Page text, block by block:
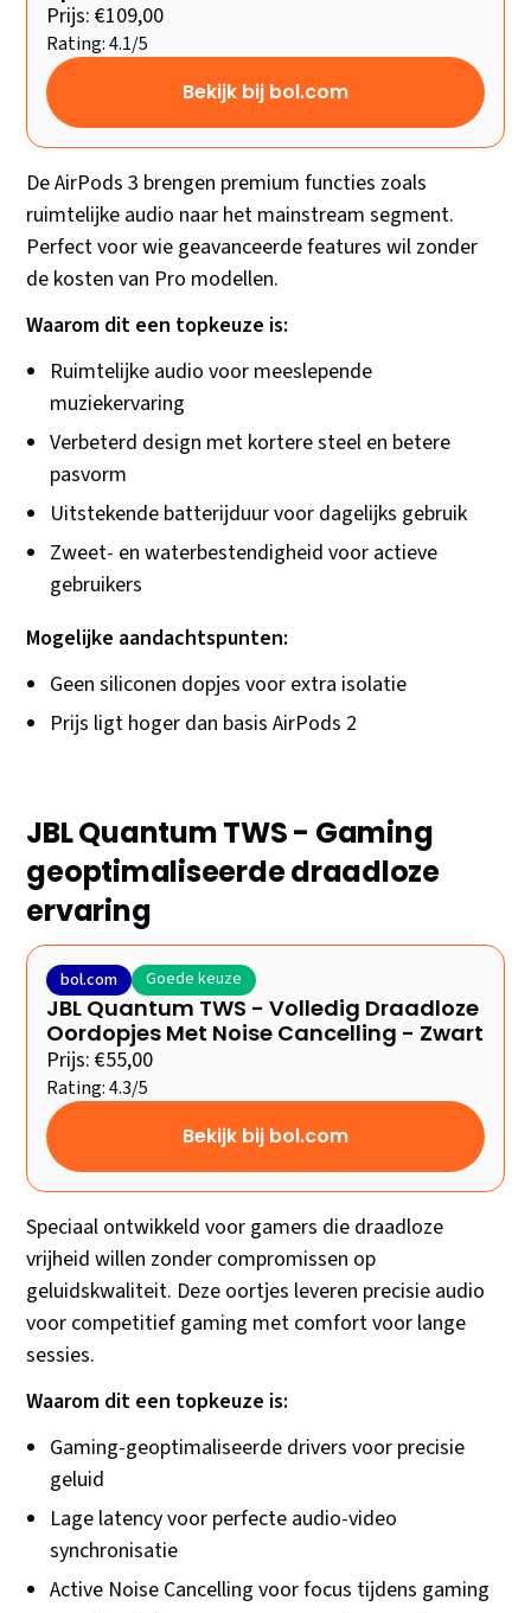
Prijs: €109,00
Rating: 4.1/5
Bekijk bij bol.com
De AirPods 3 brengen premium functies zoals
ruimtelijke audio naar het mainstream segment.
Perfect voor wie geavanceerde features wil zonder
de kosten van Pro modellen.
Waarom dit een topkeuze is:
Ruimtelijke audio voor meeslepende
muziekervaring
Verbeterd design met kortere steel en betere
pasvorm
Uitstekende batterijduur voor dagelijks gebruik
Zweet- en waterbestendigheid voor actieve
gebruikers
Mogelijke aandachtspunten:
Geen siliconen dopjes voor extra isolatie
Prijs ligt hoger dan basis AirPods 2
JBL Quantum TWS - Gaming
geoptimaliseerde draadloze
ervaring
bol.com Goede keuze
JBL Quantum TWS - Volledig Draadloze
Oordopjes Met Noise Cancelling - Zwart
Prijs: €55,00
Rating: 4.3/5
Bekijk bij bol.com
Speciaal ontwikkeld voor gamers die draadloze
vrijheid willen zonder compromissen op
geluidskwaliteit. Deze oortjes leveren precisie audio
voor competitief gaming met comfort voor lange
sessies.
Waarom dit een topkeuze is:
Gaming-geoptimaliseerde drivers voor precisie
geluid
Lage latency voor perfecte audio-video
synchronisatie
Active Noise Cancelling voor focus tijdens gaming